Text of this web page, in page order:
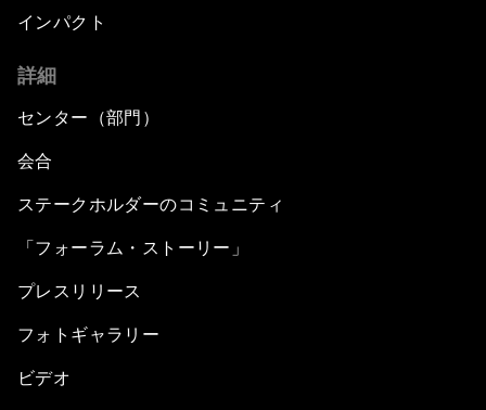
インパクト
詳細
センター（部門）
会合
ステークホルダーのコミュニティ
「フォーラム・ストーリー」
プレスリリース
フォトギャラリー
ビデオ